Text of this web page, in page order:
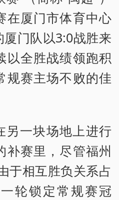
在厦门市体育中心
门队以3:0战胜来
以全胜战绩领跑积
规赛主场不败的佳
另一块场地上进行
补赛里，尽管福州
于相互胜负关系占
轮锁定常规赛冠